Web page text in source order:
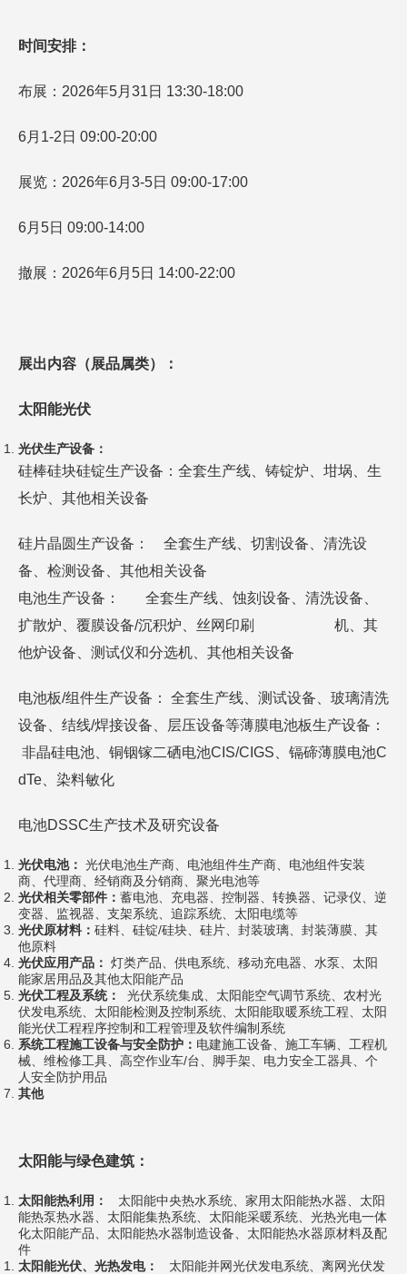
时间安排：
布展：2026年5月31日 13:30-18:00
6月1-2日 09:00-20:00
展览：2026年6月3-5日 09:00-17:00
6月5日 09:00-14:00
撤展：2026年6月5日 14:00-22:00
展出内容（展品属类）：
太阳能光伏
光伏生产设备：
硅棒硅块硅锭生产设备：全套生产线、铸锭炉、坩埚、生
长炉、其他相关设备
硅片晶圆生产设备： 全套生产线、切割设备、清洗设
备、检测设备、其他相关设备
电池生产设备： 全套生产线、蚀刻设备、清洗设备、
扩散炉、覆膜设备/沉积炉、丝网印刷 机、其
他炉设备、测试仪和分选机、其他相关设备
电池板/组件生产设备： 全套生产线、测试设备、玻璃清洗
设备、结线/焊接设备、层压设备等薄膜电池板生产设备：
非晶硅电池、铜铟镓二硒电池CIS/CIGS、镉碲薄膜电池C
dTe、染料敏化
电池DSSC生产技术及研究设备
光伏电池： 光伏电池生产商、电池组件生产商、电池组件安装
商、代理商、经销商及分销商、聚光电池等
光伏相关零部件： 蓄电池、充电器、控制器、转换器、记录仪、逆
变器、监视器、支架系统、追踪系统、太阳电缆等
光伏原材料： 硅料、硅锭/硅块、硅片、封装玻璃、封装薄膜、其
他原料
光伏应用产品： 灯类产品、供电系统、移动充电器、水泵、太阳
能家居用品及其他太阳能产品
光伏工程及系统： 光伏系统集成、太阳能空气调节系统、农村光
伏发电系统、太阳能检测及控制系统、太阳能取暖系统工程、太阳
能光伏工程程序控制和工程管理及软件编制系统
系统工程施工设备与安全防护： 电建施工设备、施工车辆、工程机
械、维检修工具、高空作业车/台、脚手架、电力安全工器具、个
人安全防护用品
其他
太阳能与绿色建筑：
太阳能热利用： 太阳能中央热水系统、家用太阳能热水器、太阳
能热泵热水器、太阳能集热系统、太阳能采暖系统、光热光电一体
化太阳能产品、太阳能热水器制造设备、太阳能热水器原材料及配
件
太阳能光伏、光热发电： 太阳能并网光伏发电系统、离网光伏发